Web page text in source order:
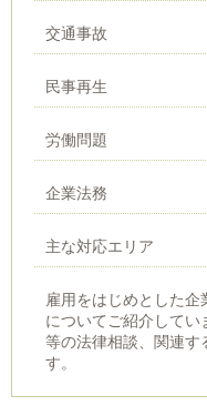
交通事故
民事再生
労働問題
企業法務
主な対応エリア
雇用をはじめとした
についてご紹介してい
等の法律相談、関連す
す。